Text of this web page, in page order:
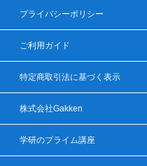
プライバシーポリシー
ご利用ガイド
特定商取引法に基づく表示
株式会社Gakken
学研のプライム講座